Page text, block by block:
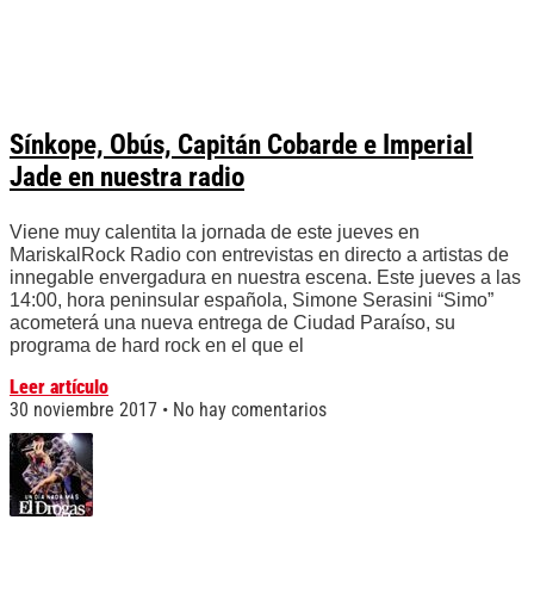
Sínkope, Obús, Capitán Cobarde e Imperial
Jade en nuestra radio
Viene muy calentita la jornada de este jueves en
MariskalRock Radio con entrevistas en directo a artistas de
innegable envergadura en nuestra escena. Este jueves a las
14:00, hora peninsular española, Simone Serasini “Simo”
acometerá una nueva entrega de Ciudad Paraíso, su
programa de hard rock en el que el
Leer artículo
30 noviembre 2017
No hay comentarios